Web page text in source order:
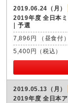
2019.06.24（月）
2019年度 全日本
予選
7,896円 （昼食付）
5,400円（税込）
2019.05.13（月）
2019年度 全日本